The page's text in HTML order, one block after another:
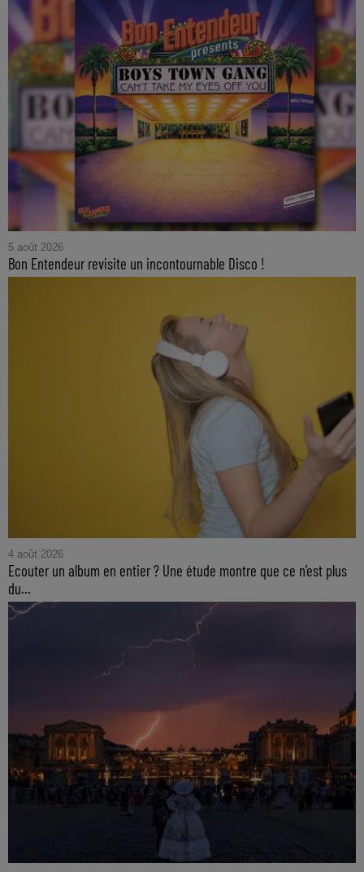
5 août 2026
Bon Entendeur revisite un incontournable Disco !
4 août 2026
Ecouter un album en entier ? Une étude montre que ce n’est plus
du...